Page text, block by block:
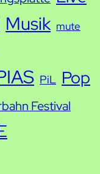
Musik mute
PiL Pop
Festival